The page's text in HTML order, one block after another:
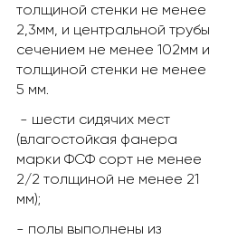
толщиной стенки не менее
2,3мм, и центральной трубы
сечением не менее 102мм и
толщиной стенки не менее
5 мм.
- шести сидячих мест
(влагостойкая фанера
марки ФСФ сорт не менее
2/2 толщиной не менее 21
мм);
- полы выполнены из